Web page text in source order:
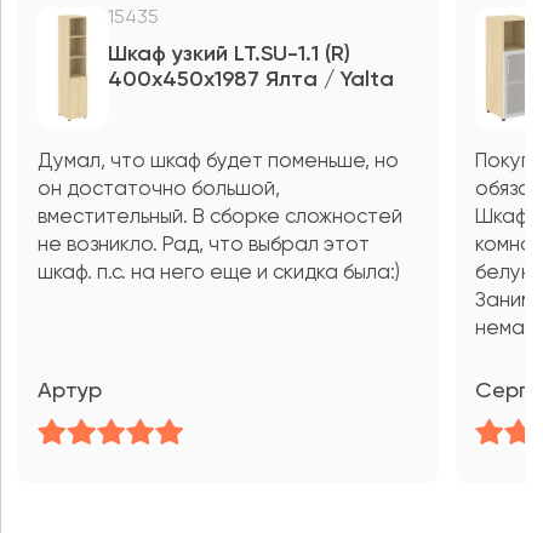
15435
Шкаф узкий LT.SU-1.1 (R)
400x450x1987 Ялта / Yalta
Думал, что шкаф будет поменьше, но
он достаточно большой,
вместительный. В сборке сложностей
не возникло. Рад, что выбрал этот
шкаф. п.с. на него еще и скидка была:)
Артур
Шкаф
белую